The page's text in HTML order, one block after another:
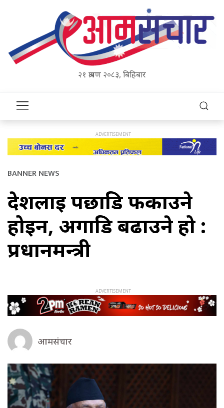
२१ श्रावण २०८३, बिहिबार
BANNER NEWS
देशलाई पछाडि फर्काउने
होइन, अगाडि बढाउने हो :
प्रधानमन्त्री
आमसंचार